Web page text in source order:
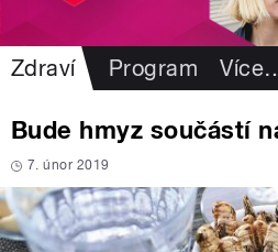
Zdraví Program Více
Bude hmyz součástí
7. únor 2019